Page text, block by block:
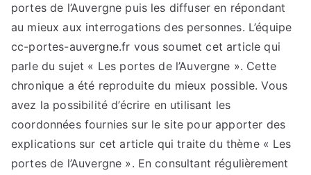
portes de l’Auvergne puis les diffuser en répondant
au mieux aux interrogations des personnes. L’équipe
cc-portes-auvergne.fr vous soumet cet article qui
parle du sujet « Les portes de l’Auvergne ». Cette
chronique a été reproduite du mieux possible. Vous
avez la possibilité d’écrire en utilisant les
coordonnées fournies sur le site pour apporter des
explications sur cet article qui traite du thème « Les
portes de l’Auvergne ». En consultant régulièrement